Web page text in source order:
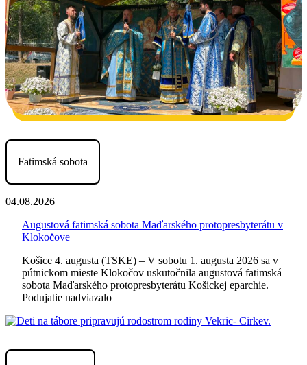
Fatimská sobota
04.08.2026
Augustová fatimská sobota Maďarského protopresbyterátu v
Klokočove
Košice 4. augusta (TSKE) – V sobotu 1. augusta 2026 sa v
pútnickom mieste Klokočov uskutočnila augustová fatimská
sobota Maďarského protopresbyterátu Košickej eparchie.
Podujatie nadviazalo